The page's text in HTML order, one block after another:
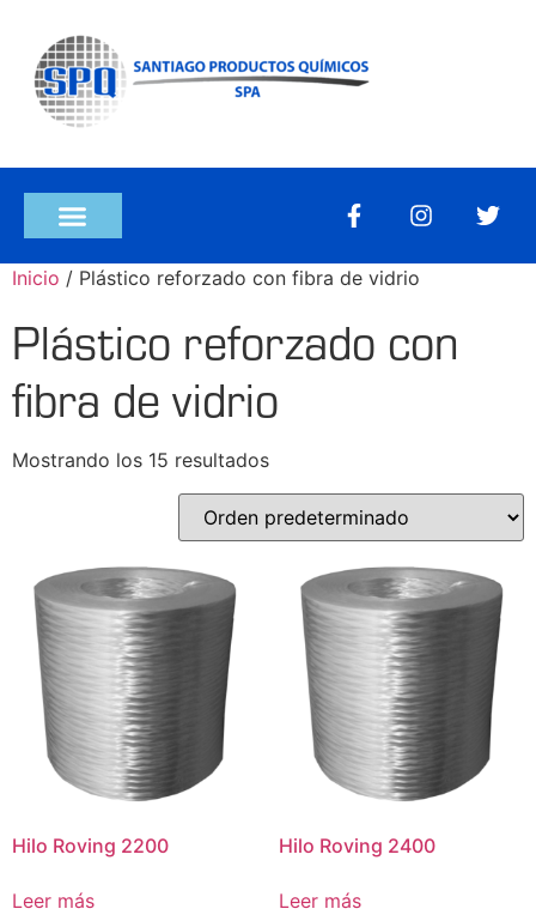
Inicio / Plástico reforzado con fibra de vidrio
Plástico reforzado con
fibra de vidrio
Mostrando los 15 resultados
Hilo Roving 2200
Leer más
Hilo Roving 2400
Leer más